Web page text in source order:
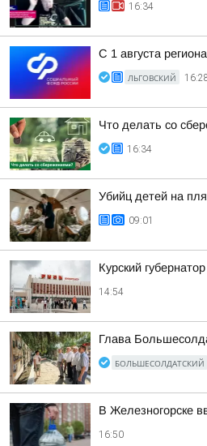
16:34
С 1 августа
ЛЬГОВСКИЙ
Что делать со
16:34
Убийц детей на
09:01
Курский
14:54
Глава
БОЛЬШЕСОЛДАТСКИЙ
В Железногорске
16:50